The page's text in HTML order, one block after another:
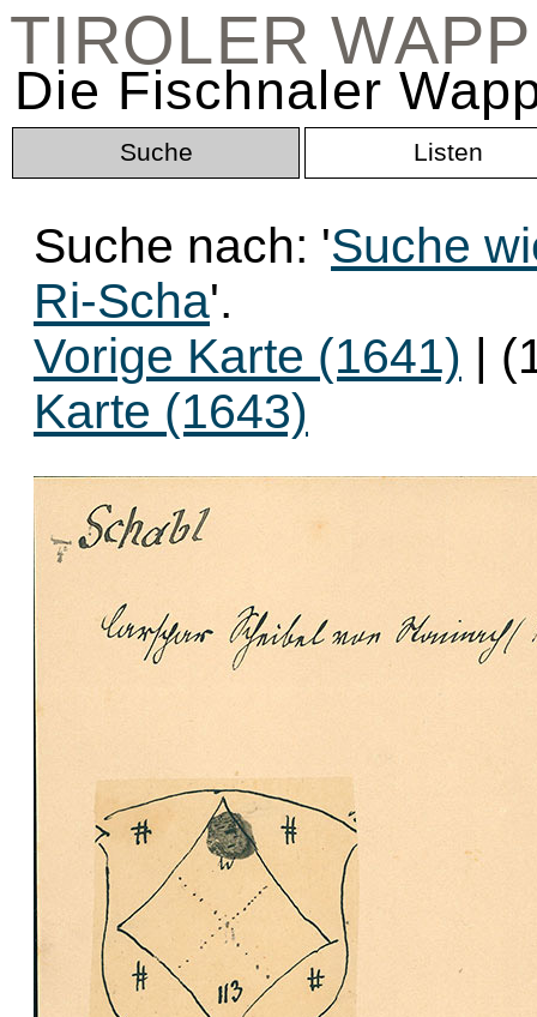
TIROLER
Die Fischnaler
Suche Listen
Suche nach: 'Suche
Ri-Scha'.
Vorige Karte (1641) |
Karte (1643)